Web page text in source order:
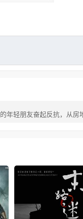
年轻朋友奋起反抗，从房